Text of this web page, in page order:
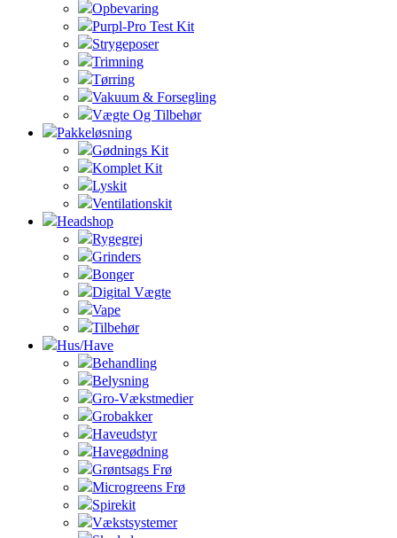
Opbevaring
Purpl-Pro Test Kit
Strygeposer
Trimning
Tørring
Vakuum & Forsegling
Vægte Og Tilbehør
Pakkeløsning
Gødnings Kit
Komplet Kit
Lyskit
Ventilationskit
Headshop
Rygegrej
Grinders
Bonger
Digital Vægte
Vape
Tilbehør
Hus/Have
Behandling
Belysning
Gro-Vækstmedier
Grobakker
Haveudstyr
Havegødning
Grøntsags Frø
Microgreens Frø
Spirekit
Vækstsystemer